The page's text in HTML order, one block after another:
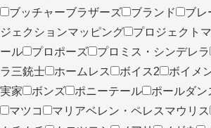
ブッチャーブラザーズ
ブランド ブレ
ジェクションマッピング
プロジェクト
ール
プロポーズ プロミス・シンデレラ
ラ三銃士
ホームレス ボイス2 ボイメ
実家
ボンズ ポニーテール ポールダン
マツコ
マリアベレン・ペレスマウリス